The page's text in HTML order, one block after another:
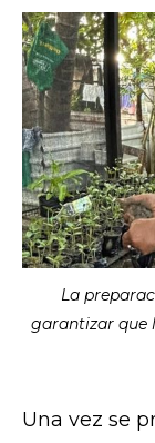
La
garantizar que
Una vez se